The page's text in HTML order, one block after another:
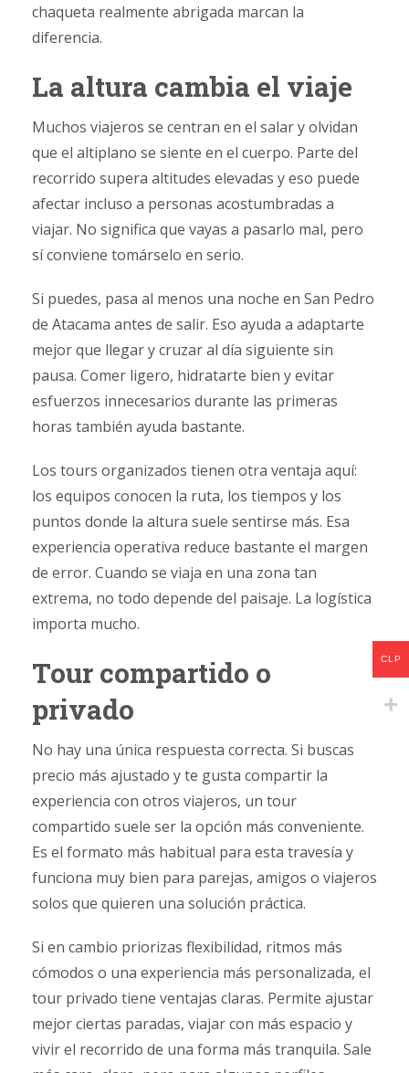
chaqueta realmente abrigada marcan la
diferencia.
La altura cambia el viaje
Muchos viajeros se centran en el salar y olvidan
que el altiplano se siente en el cuerpo. Parte del
recorrido supera altitudes elevadas y eso puede
afectar incluso a personas acostumbradas a
viajar. No significa que vayas a pasarlo mal, pero
sí conviene tomárselo en serio.
Si puedes, pasa al menos una noche en San Pedro
de Atacama antes de salir. Eso ayuda a adaptarte
mejor que llegar y cruzar al día siguiente sin
pausa. Comer ligero, hidratarte bien y evitar
esfuerzos innecesarios durante las primeras
horas también ayuda bastante.
Los tours organizados tienen otra ventaja aquí:
los equipos conocen la ruta, los tiempos y los
puntos donde la altura suele sentirse más. Esa
experiencia operativa reduce bastante el margen
de error. Cuando se viaja en una zona tan
extrema, no todo depende del paisaje. La logística
importa mucho.
Tour compartido o
privado
No hay una única respuesta correcta. Si buscas
precio más ajustado y te gusta compartir la
experiencia con otros viajeros, un tour
compartido suele ser la opción más conveniente.
Es el formato más habitual para esta travesía y
funciona muy bien para parejas, amigos o viajeros
solos que quieren una solución práctica.
Si en cambio priorizas flexibilidad, ritmos más
cómodos o una experiencia más personalizada, el
tour privado tiene ventajas claras. Permite ajustar
mejor ciertas paradas, viajar con más espacio y
vivir el recorrido de una forma más tranquila. Sale
CLP